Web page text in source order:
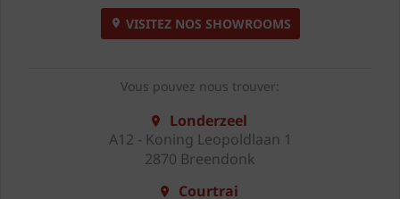
VISITEZ NOS SHOWROOMS
Vous pouvez nous trouver:
Londerzeel
A12 - Koning Leopoldlaan 1
2870 Breendonk
Courtrai